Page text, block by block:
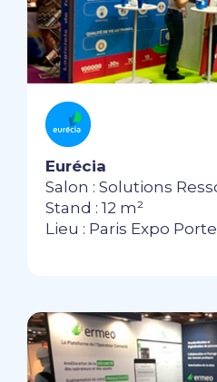
Eurécia
Salon : Solutions
Stand : 12 m²
Lieu : Paris Expo